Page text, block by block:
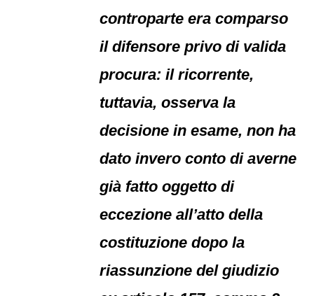
controparte era comparso
il difensore privo di valida
procura: il ricorrente,
tuttavia, osserva la
decisione in esame, non ha
dato invero conto di averne
già fatto oggetto di
eccezione all’atto della
costituzione dopo la
riassunzione del giudizio